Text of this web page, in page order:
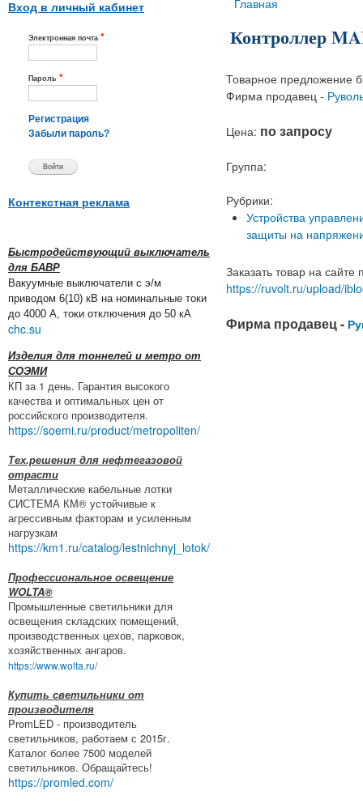
Вход в личный кабинет
Электронная почта *
Пароль *
Регистрация
Забыли пароль?
Контекстная реклама
Быстродействующий выключатель
для БАВР
Вакуумные выключатели с э/м
приводом 6(10) кВ на номинальные токи
до 4000 А, токи отключения до 50 кА
chc.su
Изделия для тоннелей и метро от
СОЭМИ
КП за 1 день. Гарантия высокого
качества и оптимальных цен от
российского производителя.
https://soemi.ru/product/metropoliten/
Тех.решения для нефтегазовой
отрасти
Металлические кабельные лотки
СИСТЕМА КМ® устойчивые к
агрессивным факторам и усиленным
нагрузкам
https://km1.ru/catalog/lestnichnyj_lotok/
Профессиональное освещение
WOLTA®
Промышленные светильники для
освещения складских помещений,
производственных цехов, парковок,
хозяйственных ангаров.
https://www.wolta.ru/
Купить светильники от
производителя
PromLED - производитель
светильников, работаем с 2015г.
Каталог более 7500 моделей
светильников. Обращайтесь!
https://promled.com/
Вы здесь
Главная
Контроллер
Товарное предложение
Фирма продавец -
Цена: по запросу
Группа:
Рубрики:
Устройства
защиты на
Заказать товар на сайте
https://ruvolt.ru/upload/
Фирма продавец -